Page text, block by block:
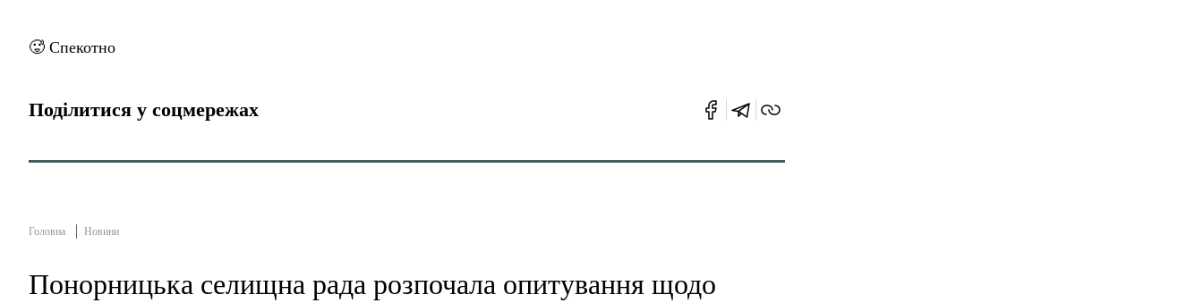
🥵 Спекотно
Поділитися у соцмережах
Головна Новини
Понорницька селищна рада розпочала опитування щодо